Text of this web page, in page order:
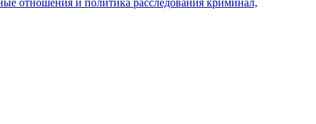
отношения и политика расследования криминал,